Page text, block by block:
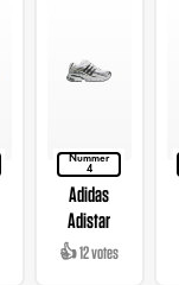
Nummer
4
Adidas
Adistar
👍 12 votes